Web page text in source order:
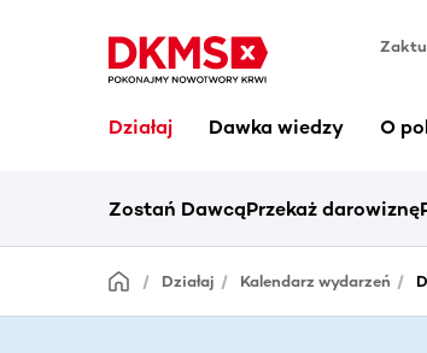
Działaj Dawka wiedzy O
Zostań DawcąPrzekaż darowiznę
Działaj Kalendarz wydarzeń